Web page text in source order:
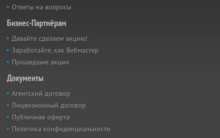
Ответы на вопросы
Бизнес-Партнёрам
Давайте сделаем акцию!
Заработайте, как Вебмастер
Прошедшие акции
Документы
Агентский договор
Лицензионный договор
Публичная оферта
Политика конфиденциальности